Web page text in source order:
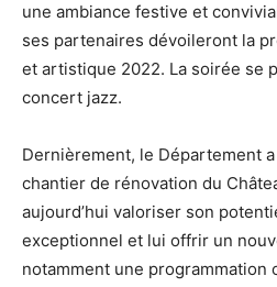
une ambiance festive et
ses partenaires dévoileront la
et artistique 2022. La soirée se
concert jazz.
Dernièrement, le Département
chantier de rénovation du
aujourd’hui valoriser son
exceptionnel et lui offrir un
notamment une programmation